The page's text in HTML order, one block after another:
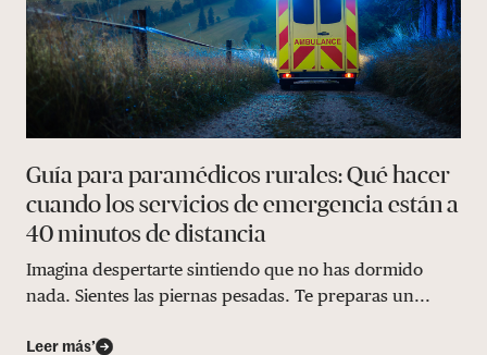
Guía para paramédicos rurales: Qué hacer
cuando los servicios de emergencia están a
40 minutos de distancia
Imagina despertarte sintiendo que no has dormido
nada. Sientes las piernas pesadas. Te preparas un...
Leer más’